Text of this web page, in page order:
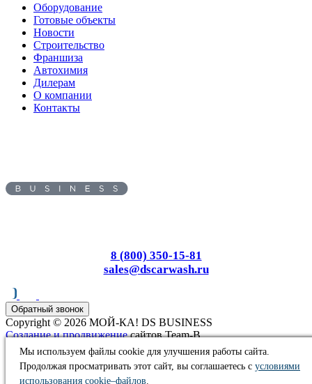
Оборудование
Готовые объекты
Новости
Строительство
Франшиза
Автохимия
Дилерам
О компании
Контакты
8 (800) 350-15-81
sales@dscarwash.ru
Обратный звонок
Copyright © 2026 МОЙ-КА! DS BUSINESS
Создание и продвижениесайтов Team-B
Информация, представленная на сайте, не является публичной
офертой
Правила использования сайта
Мы используем файлы cookie для улучшения работы сайта.
Продолжая просматривать этот сайт, вы соглашаетесь с условиями
использования cookie–файлов.